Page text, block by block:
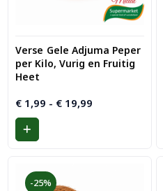
Verse Gele Adjuma Peper
per Kilo, Vurig en Fruitig
Heet
€ 1,99 - € 19,99
-25%